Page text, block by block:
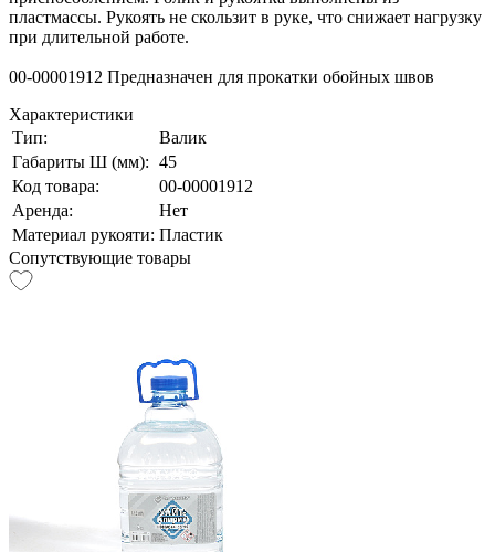
пластмассы. Рукоять не скользит в руке, что снижает нагрузку
при длительной работе.
00-00001912 Предназначен для прокатки обойных швов
Характеристики
Тип:
Валик
Габариты Ш (мм): 45
Код товара:
00-00001912
Аренда:
Нет
Материал рукояти: Пластик
Сопутствующие товары